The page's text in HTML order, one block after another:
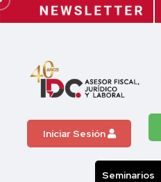
Iniciar Sesión
Seminarios